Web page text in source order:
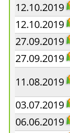
12.10.2019
12.10.2019
27.09.2019
27.09.2019
11.08.2019
03.07.2019
06.06.2019